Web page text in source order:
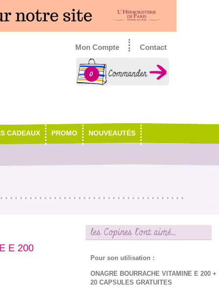
Contact
Mon Compte
0
CADEAUX PROMO NOUVEAUTÉS
E 200
les Copines l'ont aimé...
Pour son utilisation :
ONAGRE BOURRACHE VITAMINE E 200 +
20 CAPSULES GRATUITES